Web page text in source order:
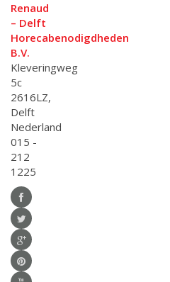
Renaud
– Delft
Horecabenodigdheden
B.V.
Kleveringweg
5c
2616LZ,
Delft
Nederland
015 -
212
1225